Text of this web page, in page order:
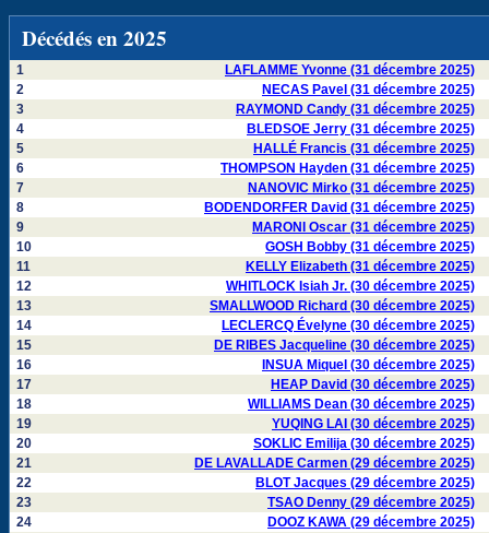
Décédés en 2025
1
LAFLAMME Yvonne (31 décembre 2025)
2
NECAS Pavel (31 décembre 2025)
3
RAYMOND Candy (31 décembre 2025)
4
BLEDSOE Jerry (31 décembre 2025)
5
HALLÉ Francis (31 décembre 2025)
6
THOMPSON Hayden (31 décembre 2025)
7
NANOVIC Mirko (31 décembre 2025)
8
BODENDORFER David (31 décembre 2025)
9
MARONI Oscar (31 décembre 2025)
10
GOSH Bobby (31 décembre 2025)
11
KELLY Elizabeth (31 décembre 2025)
12
WHITLOCK Isiah Jr. (30 décembre 2025)
13
SMALLWOOD Richard (30 décembre 2025)
14
LECLERCQ Évelyne (30 décembre 2025)
15
DE RIBES Jacqueline (30 décembre 2025)
16
INSUA Miquel (30 décembre 2025)
17
HEAP David (30 décembre 2025)
18
WILLIAMS Dean (30 décembre 2025)
19
YUQING LAI (30 décembre 2025)
20
SOKLIC Emilija (30 décembre 2025)
21
DE LAVALLADE Carmen (29 décembre 2025)
22
BLOT Jacques (29 décembre 2025)
23
TSAO Denny (29 décembre 2025)
24
DOOZ KAWA (29 décembre 2025)